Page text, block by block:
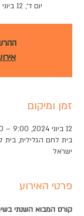
יום ד׳, 12 ביוני
זמן ומיקום
12 ביוני 2024, 9:00 – 15:00
ישראל
פרטי האירוע
קורס המבוא השנתי